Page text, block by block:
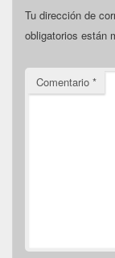
Tu dirección de
obligatorios están
Comentario *